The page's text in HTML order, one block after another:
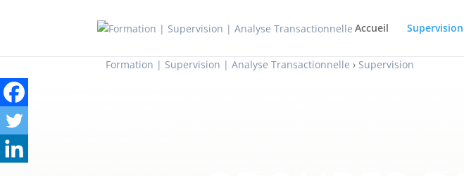
Formation | Supervision | Analyse Transactionnelle › Supervision
Accueil Supervision